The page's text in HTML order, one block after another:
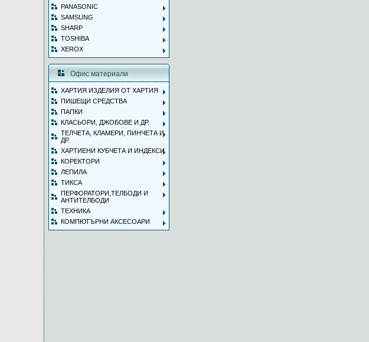
PANASONIC
SAMSUNG
SHARP
TOSHIBA
XEROX
Офис материали
ХАРТИЯ ИЗДЕЛИЯ ОТ ХАРТИЯ
ПИШЕЩИ СРЕДСТВА
ПАПКИ
КЛАСЬОРИ, ДЖОБОВЕ И ДР.
ТЕЛЧЕТА, КЛАМЕРИ, ПИНЧЕТА И
ДР.
ХАРТИЕНИ КУБЧЕТА И ИНДЕКСИ
КОРЕКТОРИ
ЛЕПИЛА
ТИКСА
ПЕРФОРАТОРИ,ТЕЛБОДИ И
АНТИТЕЛБОДИ
ТЕХНИКА
КОМПЮТЪРНИ АКСЕСОАРИ